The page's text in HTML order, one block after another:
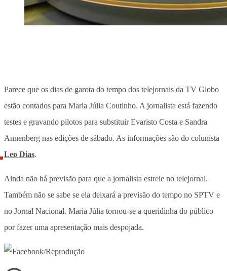
Parece que os dias de garota do tempo dos telejornais da TV Globo
estão contados para Maria Júlia Coutinho. A jornalista está fazendo
testes e gravando pilotos para substituir Evaristo Costa e Sandra
Annenberg nas edições de sábado. As informações são do colunista
Leo Dias.
Ainda não há previsão para que a jornalista estreie no telejornal.
Também não se sabe se ela deixará a previsão do tempo no SPTV e
no Jornal Nacional. Maria Júlia tornou-se a queridinha do público
por fazer uma apresentação mais despojada.